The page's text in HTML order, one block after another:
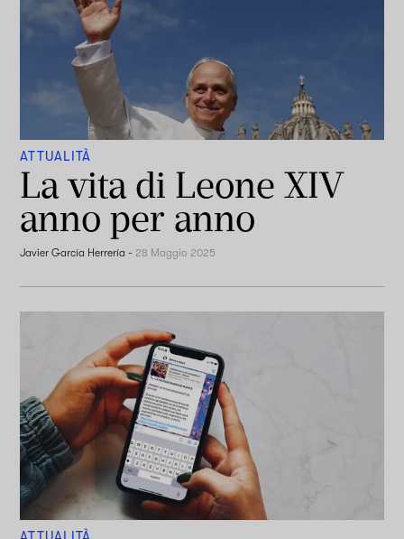
ATTUALITÀ
La vita di Leone XIV
anno per anno
Javier García Herrería -28 Maggio 2025